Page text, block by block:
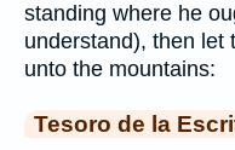
standing where he
understand), then let
unto the mountains:
Tesoro de la